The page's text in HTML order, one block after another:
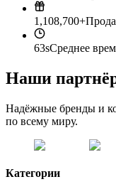
1,108,700+
63sСреднее
Наши
Надёжные бренды и
по всему миру.
Категории